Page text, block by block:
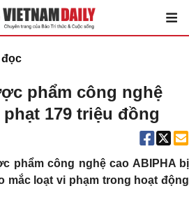
đọc
phẩm công nghệ
179 triệu đồng
phẩm công nghệ cao ABIPHA bị
mắc loạt vi phạm trong hoạt động